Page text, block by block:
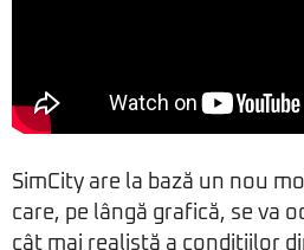
SimCity are la bază un nou
care, pe lângă grafică, se va
cât mai realistă a condiţiilor